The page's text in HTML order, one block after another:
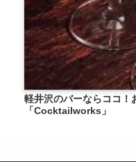
軽井沢のバーならココ！
「Cocktailworks」